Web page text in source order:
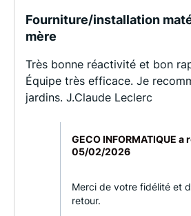
Fourniture/installation
mère
Très bonne réactivité et bon
Équipe très efficace. Je
jardins. J.Claude Leclerc
GECO INFORMATIQUE a
05/02/2026
Merci de votre fidélité et
retour.